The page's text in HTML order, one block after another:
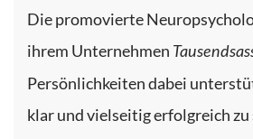
Die promovierte
ihrem Unternehmen
Persönlichkeiten dabei
klar und vielseitig erfolgreich zu